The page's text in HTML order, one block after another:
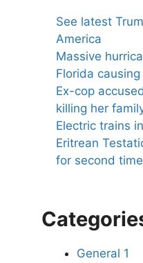
See latest
America
Massive
Florida
Ex-cop
killing her
Electric trains
Eritrean
for second time
General 1